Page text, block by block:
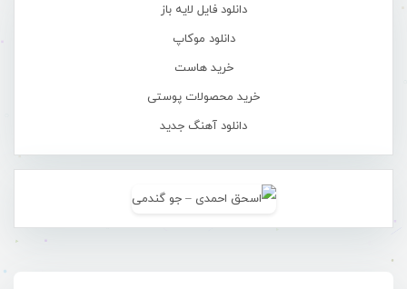
دانلود فایل لایه باز
دانلود موکاپ
خرید هاست
خرید محصولات پوستی
دانلود آهنگ جدید